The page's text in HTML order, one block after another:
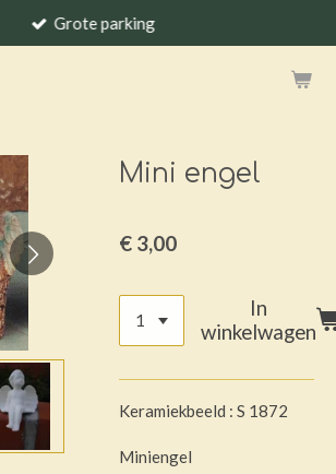
Grote parking
Mini engel
€ 3,00
In
winkelwagen
Keramiekbeeld : S 1872
Miniengel